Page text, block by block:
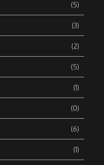
(5)
(3)
(2)
(5)
(1)
(0)
(6)
(1)